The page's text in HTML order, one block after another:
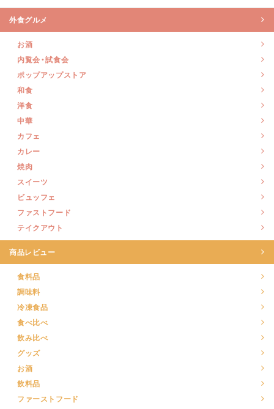
外食グルメ
お酒
内覧会・試食会
ポップアップストア
和食
洋食
中華
カフェ
カレー
焼肉
スイーツ
ビュッフェ
ファストフード
テイクアウト
商品レビュー
食料品
調味料
冷凍食品
食べ比べ
飲み比べ
グッズ
お酒
飲料品
ファーストフード